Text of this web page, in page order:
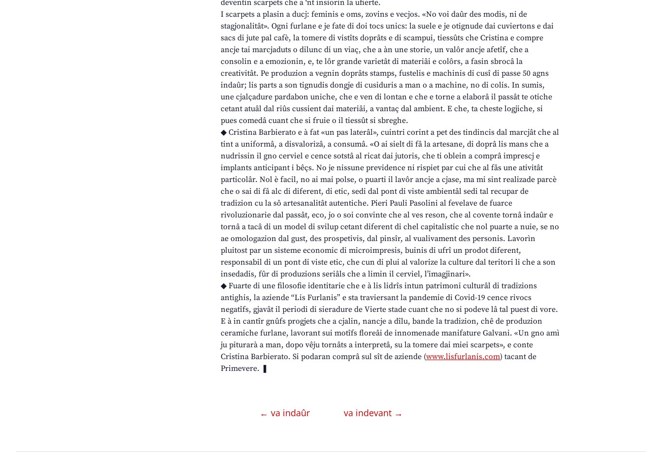
deventin scarpets che a ‘nt insiorin la ufierte.
I scarpets a plasin a ducj: feminis e oms, zovins e vecjos. «No voi daûr des modis, ni de
stagjonalitât». Ogni furlane e je fate di doi tocs unics: la suele e je otignude dai cuviertons e dai
sacs di jute pal cafè, la tomere di vistîts doprâts e di scampui, tiessûts che Cristina e compre
ancje tai marcjaduts o dilunc di un viaç, che a àn une storie, un valôr ancje afetîf, che a
consolin e a emozionin, e, te lôr grande varietât di materiâi e colôrs, a fasin sbrocâ la
creativitât. Pe produzion a vegnin doprâts stamps, fustelis e machinis di cusî di passe 50 agns
indaûr; lis parts a son tignudis dongje di cusiduris a man o a machine, no di colis. In sumis,
une cjalçadure pardabon uniche, che e ven di lontan e che e torne a elaborâ il passât te otiche
cetant atuâl dal riûs cussient dai materiâi, a vantaç dal ambient. E che, ta cheste logjiche, si
pues comedâ cuant che si fruie o il tiessût si sbreghe.
◆ Cristina Barbierato e à fat «un pas laterâl», cuintri corint a pet des tindincis dal marcjât che al
tint a uniformâ, a disvalorizâ, a consumâ. «O ai sielt di fâ la artesane, di doprâ lis mans che a
nudrissin il gno cerviel e cence sotstâ al ricat dai jutoris, che ti oblein a comprâ imprescj e
implants anticipant i bêçs. No je nissune previdence ni rispiet par cui che al fâs une ativitât
particolâr. Nol è facil, no ai mai polse, o puarti il lavôr ancje a cjase, ma mi sint realizade parcè
che o sai di fâ alc di diferent, di etic, sedi dal pont di viste ambientâl sedi tal recupar de
tradizion cu la sô artesanalitât autentiche. Pieri Pauli Pasolini al fevelave de fuarce
rivoluzionarie dal passât, eco, jo o soi convinte che al ves reson, che al covente tornâ indaûr e
tornâ a tacâ di un model di svilup cetant diferent di chel capitalistic che nol puarte a nuie, se no
ae omologazion dal gust, des prospetivis, dal pinsîr, al vualivament des personis. Lavorìn
pluitost par un sisteme economic di microimpresis, buinis di ufrî un prodot diferent,
responsabil di un pont di viste etic, che cun di plui al valorize la culture dal teritori li che a son
insedadis, fûr di produzions seriâls che a limin il cerviel, l’imagjinari».
◆ Fuarte di une filosofie identitarie che e à lis lidrîs intun patrimoni culturâl di tradizions
antighis, la aziende “Lis Furlanis” e sta traviersant la pandemie di Covid-19 cence rivocs
negatîfs, gjavât il periodi di sieradure de Vierte stade cuant che no si podeve lâ tal puest di vore.
E à in cantîr gnûfs progjets che a cjalin, nancje a dîlu, bande la tradizion, chê de produzion
ceramiche furlane, lavorant sui motîfs floreâi de innomenade manifature Galvani. «Un gno amì
ju piturarà a man, dopo vêju tornâts a interpretâ, su la tomere dai miei scarpets», e conte
Cristina Barbierato. Si podaran comprâ sul sît de aziende (www.lisfurlanis.com) tacant de
Primevere. ❚
← va indaûr va indevant →